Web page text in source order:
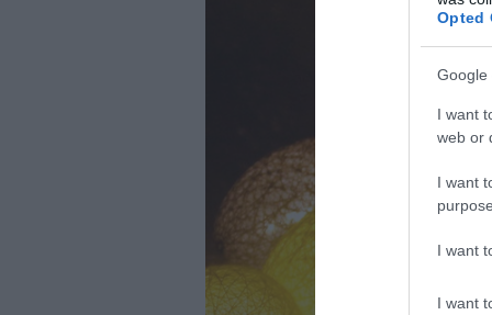
Opted
Google
I want
web or
I want
I want
I want